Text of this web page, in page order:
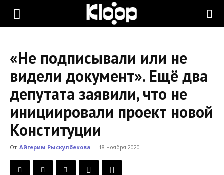
KLOOP.KG
Новости
Кыргызстана
«Не подписывали или не
видели документ». Ещё два
депутата заявили, что не
инициировали проект новой
Конституции
От Айгерим Рыскулбекова - 18 ноября 2020